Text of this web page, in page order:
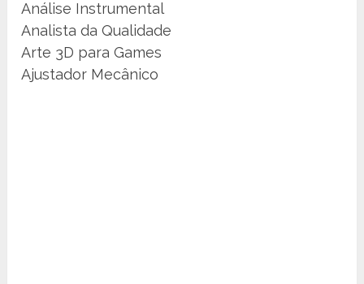
Análise Instrumental
Analista da Qualidade
Arte 3D para Games
Ajustador Mecânico